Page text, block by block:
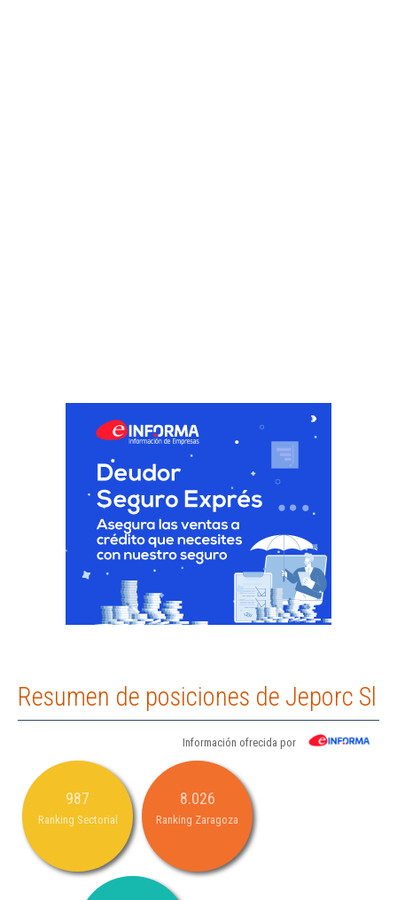
Resumen de posiciones de Jeporc Sl
Información ofrecida por
987
Ranking Sectorial
8.026
Ranking Zaragoza